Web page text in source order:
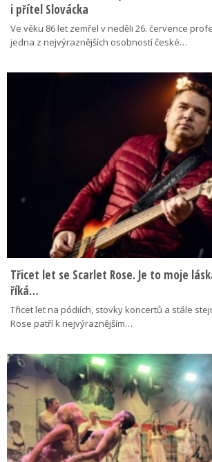
i přítel Slovácka
Ve věku 86 let zemřel v neděli 26. července
jedna z nejvýraznějších osobností české…
Třicet let se Scarlet Rose. Je to moje
říká…
Třicet let na pódiích, stovky koncertů a stále
Rose patří k nejvýraznějším…